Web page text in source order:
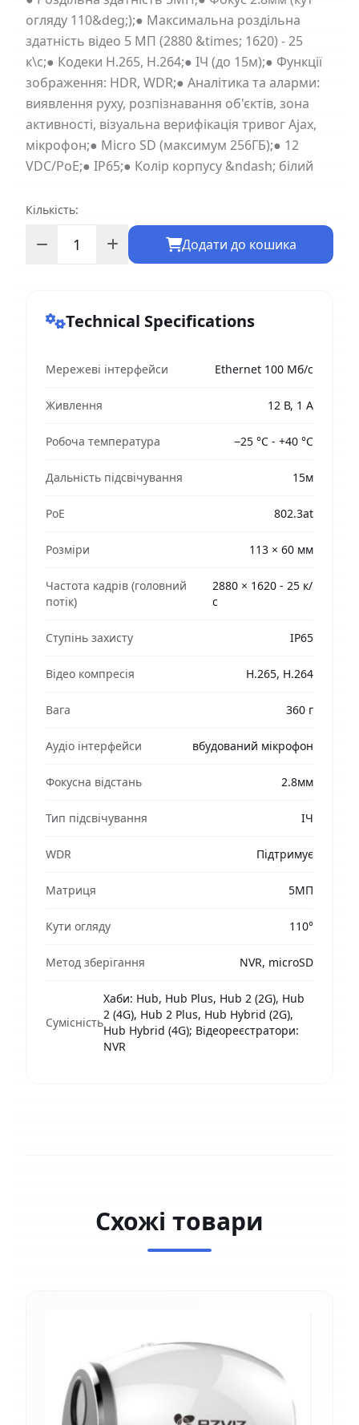
огляду 110&deg;);● Максимальна роздільна
здатність відео 5 МП (2880 &times; 1620) - 25
к\с;● Кодеки H.265, H.264;● ІЧ (до 15м);● Функції
зображення: HDR, WDR;● Аналітика та аларми:
виявлення руху, розпізнавання об'єктів, зона
активності, візуальна верифікація тривог Ajax,
мікрофон;● Micro SD (максимум 256ГБ);● 12
VDC/PoE;● IP65;● Колір корпусу &ndash; білий
Кількість:
Додати до кошика
Technical Specifications
Мережеві інтерфейси Ethernet 100 Мб/с
Живлення 12 В, 1 А
Робоча температура −25 °C - +40 °C
Дальність підсвічування 15м
PoE 802.3at
Розміри 113 × 60 мм
Частота кадрів (головний
потік)
2880 × 1620 - 25 к/
с
Ступінь захисту IP65
Відео компресія H.265, H.264
Вага 360 г
Аудіо інтерфейси вбудований мікрофон
Фокусна відстань 2.8мм
Тип підсвічування ІЧ
WDR Підтримує
Матриця 5МП
Кути огляду 110°
Метод зберігання NVR, microSD
Сумісність
Хаби: Hub, Hub Plus, Hub 2 (2G), Hub
2 (4G), Hub 2 Plus, Hub Hybrid (2G),
Hub Hybrid (4G); Відеореєстратори:
NVR
Схожі товари